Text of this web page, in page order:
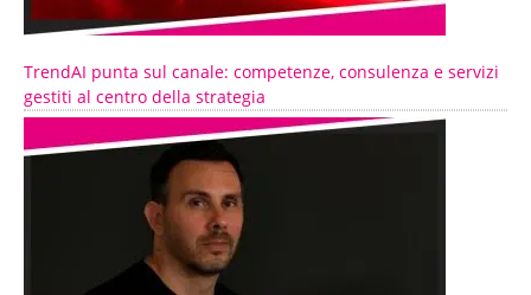
TrendAI punta sul canale: competenze, consulenza e servizi
gestiti al centro della strategia